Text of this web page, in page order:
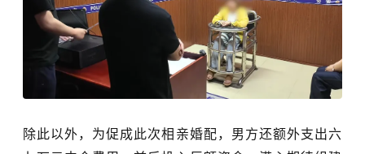
除此以外， 为促成此次相亲婚配，男方还额外支出六